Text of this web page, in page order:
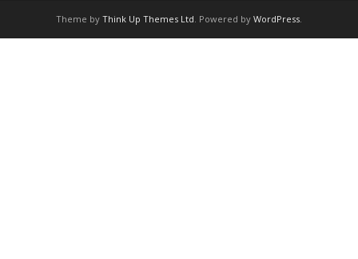
Theme by Think Up Themes Ltd. Powered by WordPress.